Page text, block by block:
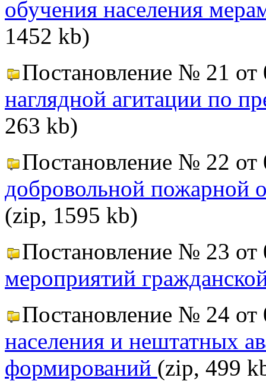
обучения населения
1452 kb)
Постановление № 21
наглядной агитации по
263 kb)
Постановление № 22
добровольной пожарной
(zip, 1595 kb)
Постановление № 23
мероприятий
Постановление № 24
населения и нештатных
формирований (zip, 499